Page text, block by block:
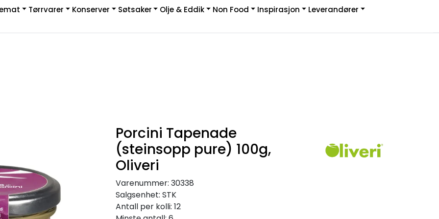
& Retur |
Tørrvarer Konserver Søtsaker Olje & Eddik Non Food Inspirasjon Leverandører
Porcini Tapenade
(steinsopp pure) 100g,
Oliveri
Varenummer: 30338
Salgsenhet: STK
Antall per kolli: 12